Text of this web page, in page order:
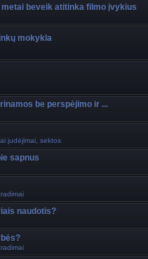
beveik atitinka filmo įvykius
mokykla
be perspėjimo ir ...
judėjimai, sektos
sapnus
naudotis?